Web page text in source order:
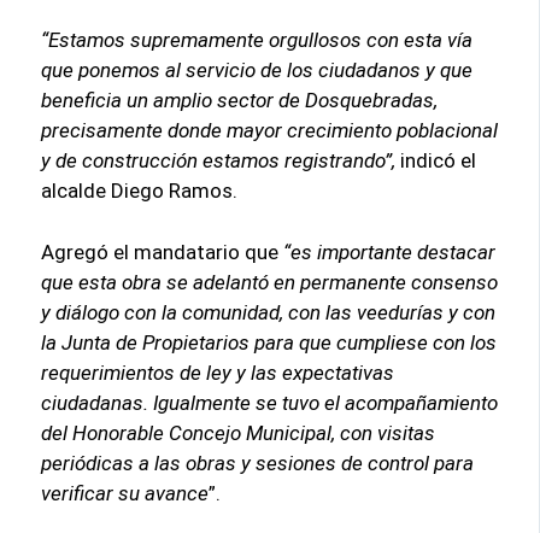
“Estamos supremamente orgullosos con esta vía
que ponemos al servicio de los ciudadanos y que
beneficia un amplio sector de Dosquebradas,
precisamente donde mayor crecimiento poblacional
y de construcción estamos registrando”, indicó el
alcalde Diego Ramos.
Agregó el mandatario que “es importante destacar
que esta obra se adelantó en permanente consenso
y diálogo con la comunidad, con las veedurías y con
la Junta de Propietarios para que cumpliese con los
requerimientos de ley y las expectativas
ciudadanas. Igualmente se tuvo el acompañamiento
del Honorable Concejo Municipal, con visitas
periódicas a las obras y sesiones de control para
verificar su avance”.